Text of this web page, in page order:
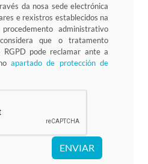
da nosa sede electrónica
e rexistros establecidos na
administrativo
que o tratamento
RGPD pode reclamar ante a
apartado de protección de
ENVIAR